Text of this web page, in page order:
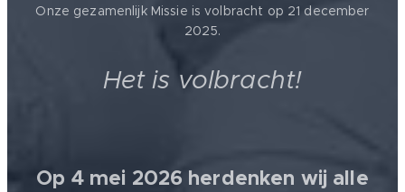
Onze gezamenlijk Missie is volbracht op 21 december
2025.
Het is volbracht!
Op 4 mei 2026 herdenken wij alle